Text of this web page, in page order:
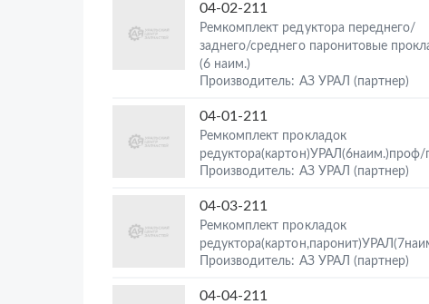
04-02-211
Ремкомплект редуктора переднего/
заднего/среднего паронитовые
(6 наим.)
Производитель: АЗ УРАЛ (партнер)
04-01-211
Ремкомплект прокладок
редуктора(картон)УРАЛ(6наим.)проф/
Производитель: АЗ УРАЛ (партнер)
04-03-211
Ремкомплект прокладок
Производитель: АЗ УРАЛ (партнер)
04-04-211